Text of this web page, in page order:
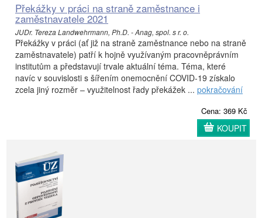
Překážky v práci na straně zaměstnance i
zaměstnavatele 2021
JUDr. Tereza Landwehrmann, Ph.D. - Anag, spol. s r. o.
Překážky v práci (ať již na straně zaměstnance nebo na straně
zaměstnavatele) patří k hojně využívaným pracovněprávním
institutům a představují trvale aktuální téma. Téma, které
navíc v souvislosti s šířením onemocnění COVID-19 získalo
zcela jiný rozměr – využitelnost řady překážek ... pokračování
Cena: 369 Kč
KOUPIT